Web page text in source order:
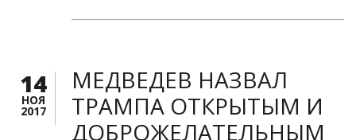
14
НОЯ
2017
МЕДВЕДЕВ НАЗВАЛ
ТРАМПА ОТКРЫТЫМ И
ДОБРОЖЕЛАТЕЛЬНЫМ